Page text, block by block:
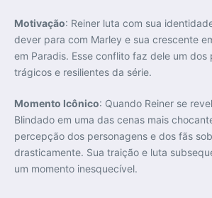
Motivação: Reiner luta com sua
dever para com Marley e sua crescente
em Paradis. Esse conflito faz dele um dos
trágicos e resilientes da série.
Momento Icônico: Quando Reiner se
Blindado em uma das cenas mais
percepção dos personagens e dos fãs
drasticamente. Sua traição e luta
um momento inesquecível.